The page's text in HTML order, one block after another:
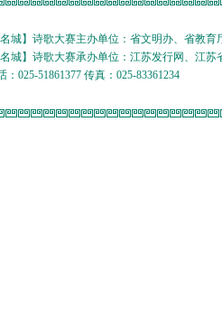
名城】诗歌大赛主办单位：省文明办、省教
名城】诗歌大赛承办单位：江苏发行网、江
：025-51861377 传真：025-83361234